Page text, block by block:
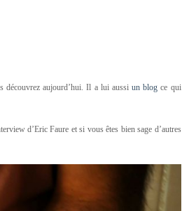
découvrez aujourd’hui. Il a lui aussiun blog ce qui
d’Eric Faure et si vous êtes bien sage d’autres